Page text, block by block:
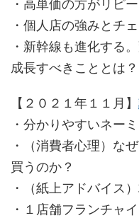
・高単価の方がリピ
・個人店の強みとチ
・新幹線も進化する
成長すべきこととは？
【２０２１年１１月】
・分かりやすいネー
・（消費者心理）な
買うのか？
・（紙上アドバイス
・１店舗フランチャ